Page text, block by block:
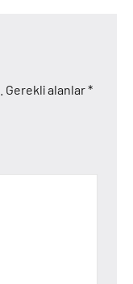
Gerekli alanlar*